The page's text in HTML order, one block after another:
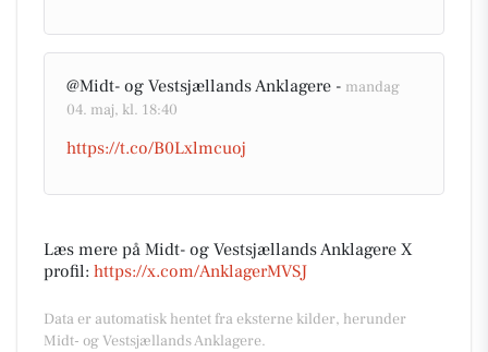
@Midt- og Vestsjællands Anklagere - mandag
04. maj, kl. 18:40
https://t.co/B0Lxlmcuoj
Læs mere på Midt- og Vestsjællands Anklagere X
profil: https://x.com/AnklagerMVSJ
Data er automatisk hentet fra eksterne kilder, herunder
Midt- og Vestsjællands Anklagere.